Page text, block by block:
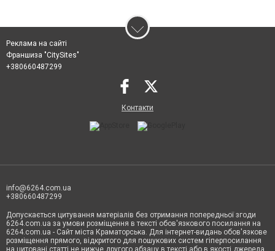
Реклама на сайті
Франшиза "CitySites"
+380660487299
Контакти
info@6264.com.ua
+380660487299
Допускається цитування матеріалів без отримання попередньої згоди
6264.com.ua за умови розміщення в тексті обов'язкового посилання на
6264.com.ua - Сайт міста Краматорська. Для інтернет-видань обов'язкове
розміщення прямого, відкритого для пошукових систем гіперпосилання
на цитовані статті не нижче другого абзацу в тексті або в якості джерела.